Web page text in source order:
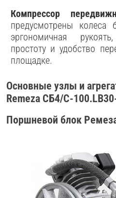
Компрессор
предусмотрены колеса
эргономичная
простоту и удобство
площадке.
Основные узлы и
Remeza СБ4/С-
Поршневой блок